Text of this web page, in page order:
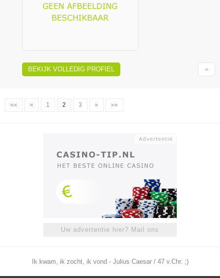
BEKIJK VOLLEDIG PROFIEL
«« « 1 2 3 » »»
Uw advertentie hier? Mail ons
Ik kwam, ik zocht, ik vond - Julius Caesar / 47 v.Chr. ;)